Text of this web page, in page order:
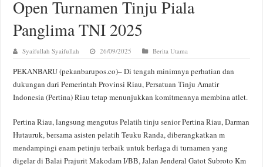
Open Turnamen Tinju Piala
Panglima TNI 2025
Syaifullah Syaifullah 26/09/2025 Berita Utama
PEKANBARU (pekanbarupos.co)– Di tengah minimnya perhatian dan
dukungan dari Pemerintah Provinsi Riau, Persatuan Tinju Amatir
Indonesia (Pertina) Riau tetap menunjukkan komitmennya membina atlet.
Pertina Riau, langsung mengutus Pelatih tinju senior Pertina Riau, Darman
Hutauruk, bersama asisten pelatih Teuku Randa, diberangkatkan m
mendampingi enam petinju terbaik untuk berlaga di turnamen yang
digelar di Balai Prajurit Makodam I/BB, Jalan Jenderal Gatot Subroto Km